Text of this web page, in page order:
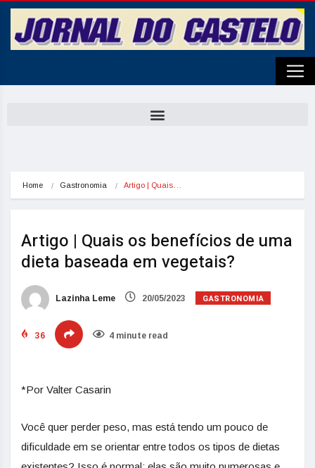
Home Gastronomia Artigo | Quais…
Artigo | Quais os benefícios de uma
dieta baseada em vegetais?
Lazinha Leme 20/05/2023 GASTRONOMIA
36 4 minute read
*Por Valter Casarin
Você quer perder peso, mas está tendo um pouco de
dificuldade em se orientar entre todos os tipos de dietas